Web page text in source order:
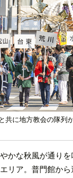
共に地方教会の隊
かな秋風が通り
リア。普門館か